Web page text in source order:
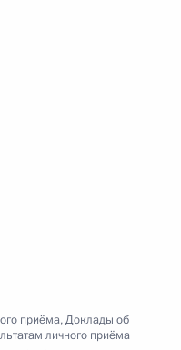
приёма,Доклады об
личного приёма